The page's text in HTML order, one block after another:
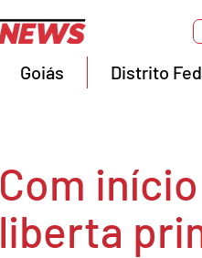
Goiás Distrito
Com
liberta